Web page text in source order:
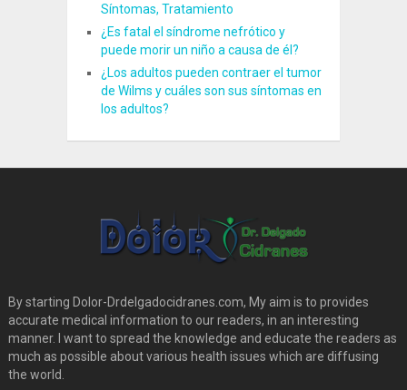
Síntomas, Tratamiento
¿Es fatal el síndrome nefrótico y
puede morir un niño a causa de él?
¿Los adultos pueden contraer el tumor
de Wilms y cuáles son sus síntomas en
los adultos?
By starting Dolor-Drdelgadocidranes.com, My aim is to provides
accurate medical information to our readers, in an interesting
manner. I want to spread the knowledge and educate the readers as
much as possible about various health issues which are diffusing
the world.